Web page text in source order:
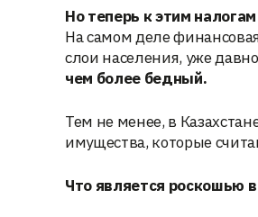
Но теперь к этим
На самом деле
слои населения, уже
чем более бедный.
Тем не менее, в
имущества, которые
Что является роскошью